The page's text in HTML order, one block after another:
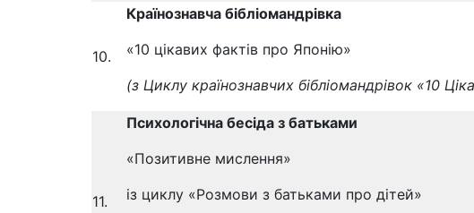
10.
Країнознавча бібліомандрівка
«10 цікавих фактів про Японію»
(з Циклу країнознавчих бібліомандрівок «10
11.
Психологічна бесіда з батьками
«Позитивне мислення»
із циклу «Розмови з батьками про дітей»